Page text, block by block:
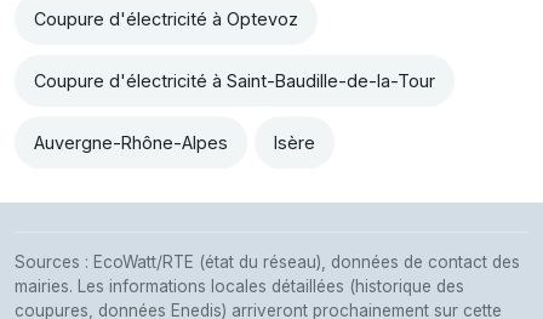
Coupure d'électricité à Optevoz
Coupure d'électricité à Saint-Baudille-de-la-Tour
Auvergne-Rhône-Alpes Isère
Sources : EcoWatt/RTE (état du réseau), données de contact des
mairies. Les informations locales détaillées (historique des
coupures, données Enedis) arriveront prochainement sur cette